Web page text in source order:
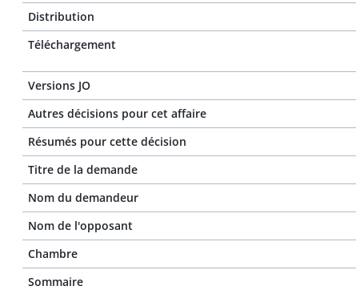
Distribution
Téléchargement
Versions JO
Autres décisions pour cet affaire
Résumés pour cette décision
Titre de la demande
Nom du demandeur
Nom de l'opposant
Chambre
Sommaire